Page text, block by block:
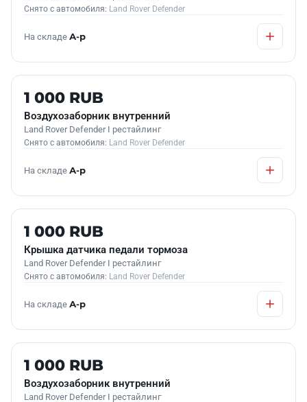
Снято с автомобиля: Land Rover Defender
На складе А-р
Б/У В НАЛИЧИИ
1 000 RUB
Воздухозаборник внутренний
Land Rover Defender I рестайлинг
Снято с автомобиля: Land Rover Defender
На складе А-р
Б/У В НАЛИЧИИ
1 000 RUB
Крышка датчика педали тормоза
Land Rover Defender I рестайлинг
Снято с автомобиля: Land Rover Defender
На складе А-р
Б/У В НАЛИЧИИ
1 000 RUB
Воздухозаборник внутренний
Land Rover Defender I рестайлинг